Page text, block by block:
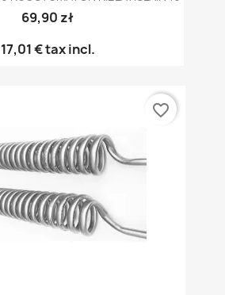
69,90 zł
17,01 €tax incl.
favorite_border